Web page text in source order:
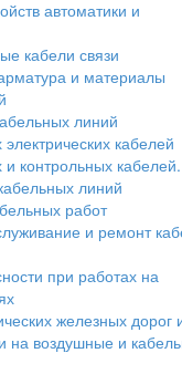
автоматики и
кабели связи
и материалы
линий
кабелей
контрольных кабелей.
линий
работ
и ремонт
при работах на
железных дорог
на воздушные и